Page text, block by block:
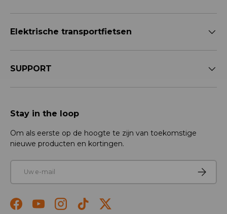
Elektrische transportfietsen
SUPPORT
Stay in the loop
Om als eerste op de hoogte te zijn van toekomstige
nieuwe producten en kortingen.
E-mail
FacebookYouTubeInstagramTikTokTwitter